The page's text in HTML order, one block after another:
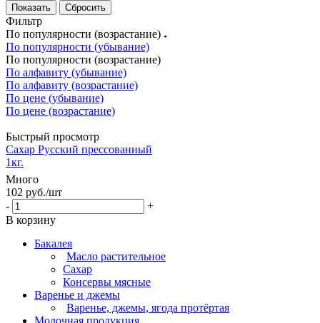
Сбросить
Фильтр
По популярности (возрастание)
По популярности (убывание)
По популярности (возрастание)
По алфавиту (убывание)
По алфавиту (возрастание)
По цене (убывание)
По цене (возрастание)
Быстрый просмотр
Сахар Русский прессованный
1кг.
Много
102 руб./шт
-
+
В корзину
Бакалея
Масло растительное
Сахар
Консервы мясные
Варенье и джемы
Варенье, джемы, ягода протёртая
Молочная продукция